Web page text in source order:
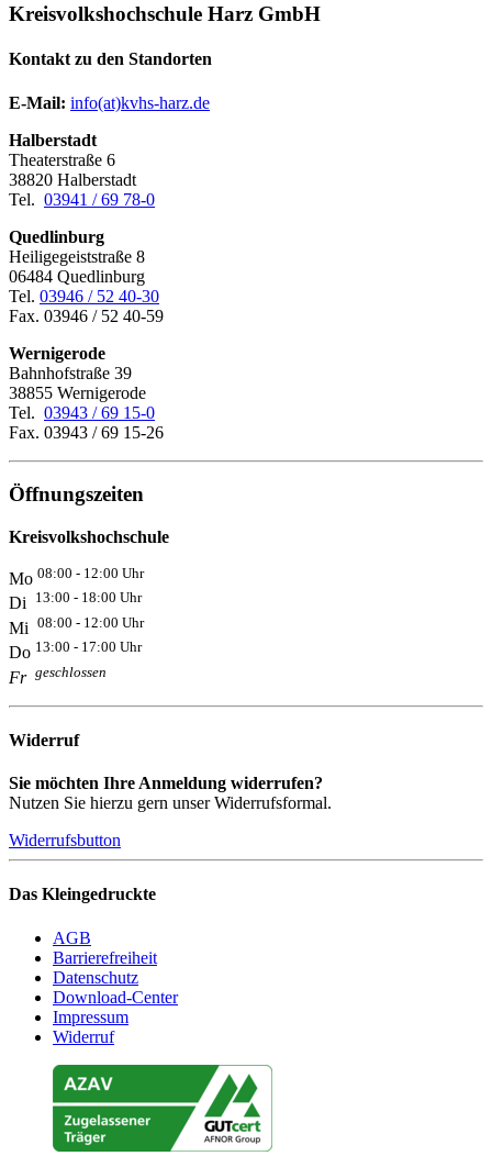
Kreisvolkshochschule Harz GmbH
Kontakt zu den Standorten
E-Mail: info(at)kvhs-harz.de
Halberstadt
Theaterstraße 6
38820 Halberstadt
Tel. 03941 / 69 78-0
Quedlinburg
Heiligegeiststraße 8
06484 Quedlinburg
Tel. 03946 / 52 40-30
Fax. 03946 / 52 40-59
Wernigerode
Bahnhofstraße 39
38855 Wernigerode
Tel. 03943 / 69 15-0
Fax. 03943 / 69 15-26
Öffnungszeiten
Kreisvolkshochschule
Mo 08:00 - 12:00 Uhr
Di 13:00 - 18:00 Uhr
Mi 08:00 - 12:00 Uhr
Do 13:00 - 17:00 Uhr
Fr geschlossen
Widerruf
Sie möchten Ihre Anmeldung widerrufen?
Nutzen Sie hierzu gern unser Widerrufsformal.
Widerrufsbutton
Das Kleingedruckte
AGB
Barrierefreiheit
Datenschutz
Download-Center
Impressum
Widerruf